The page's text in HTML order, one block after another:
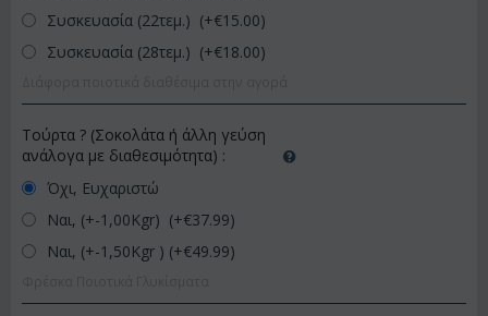
Συσκευασία (22τεμ.) (+€15.00)
Συσκευασία (28τεμ.) (+€18.00)
Τούρτα ? (Σοκολάτα ή άλλη γεύση
ανάλογα με διαθεσιμότητα) :
Όχι, Ευχαριστώ
Ναι, (+-1,00Kgr) (+€37.99)
Ναι, (+-1,50Kgr ) (+€49.99)